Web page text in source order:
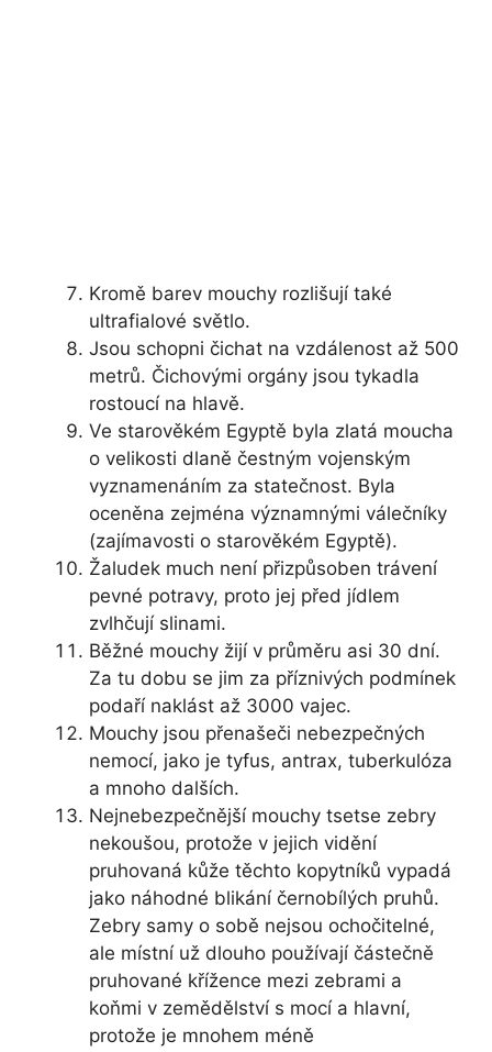
Kromě barev mouchy rozlišují také
ultrafialové světlo.
Jsou schopni čichat na vzdálenost až 500
metrů. Čichovými orgány jsou tykadla
rostoucí na hlavě.
Ve starověkém Egyptě byla zlatá moucha
o velikosti dlaně čestným vojenským
vyznamenáním za statečnost. Byla
oceněna zejména významnými válečníky
(zajímavosti o starověkém Egyptě).
Žaludek much není přizpůsoben trávení
pevné potravy, proto jej před jídlem
zvlhčují slinami.
Běžné mouchy žijí v průměru asi 30 dní.
Za tu dobu se jim za příznivých podmínek
podaří naklást až 3000 vajec.
Mouchy jsou přenašeči nebezpečných
nemocí, jako je tyfus, antrax, tuberkulóza
a mnoho dalších.
Nejnebezpečnější mouchy tsetse zebry
nekoušou, protože v jejich vidění
pruhovaná kůže těchto kopytníků vypadá
jako náhodné blikání černobílých pruhů.
Zebry samy o sobě nejsou ochočitelné,
ale místní už dlouho používají částečně
pruhované křížence mezi zebrami a
koňmi v zemědělství s mocí a hlavní,
protože je mnohem méně